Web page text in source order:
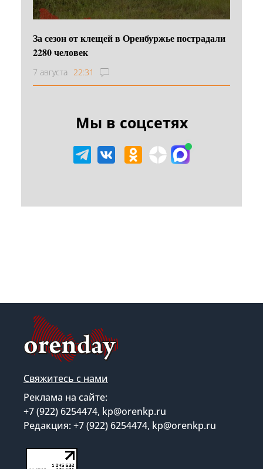
За сезон от клещей в Оренбуржье пострадали
2280 человек
7 августа 22:31
Мы в соцсетях
Свяжитесь с нами
Реклама на сайте:
+7 (922) 6254474, kp@orenkp.ru
Редакция: +7 (922) 6254474, kp@orenkp.ru